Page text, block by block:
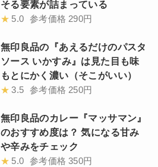
そる要素が詰まっている
★ 5.0 参考価格 290円
無印良品の『あえるだけのパスタ
ソース いかすみ』は見た目も味
もとにかく濃い（そこがいい）
★ 3.5 参考価格 250円
無印良品のカレー『マッサマン』
のおすすめ度は？ 気になる甘み
や辛みをチェック
★ 5.0 参考価格 350円